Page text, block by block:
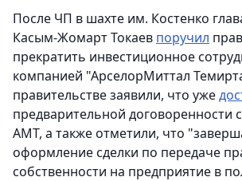
После ЧП в шахте им. Костенко
Касым-Жомарт Токаев поручил
прекратить инвестиционное
компанией "АрселорМиттал
правительстве заявили, что уже
предварительной договоренности
АМТ, а также отметили, что
оформление сделки по передаче
собственности на предприятие в